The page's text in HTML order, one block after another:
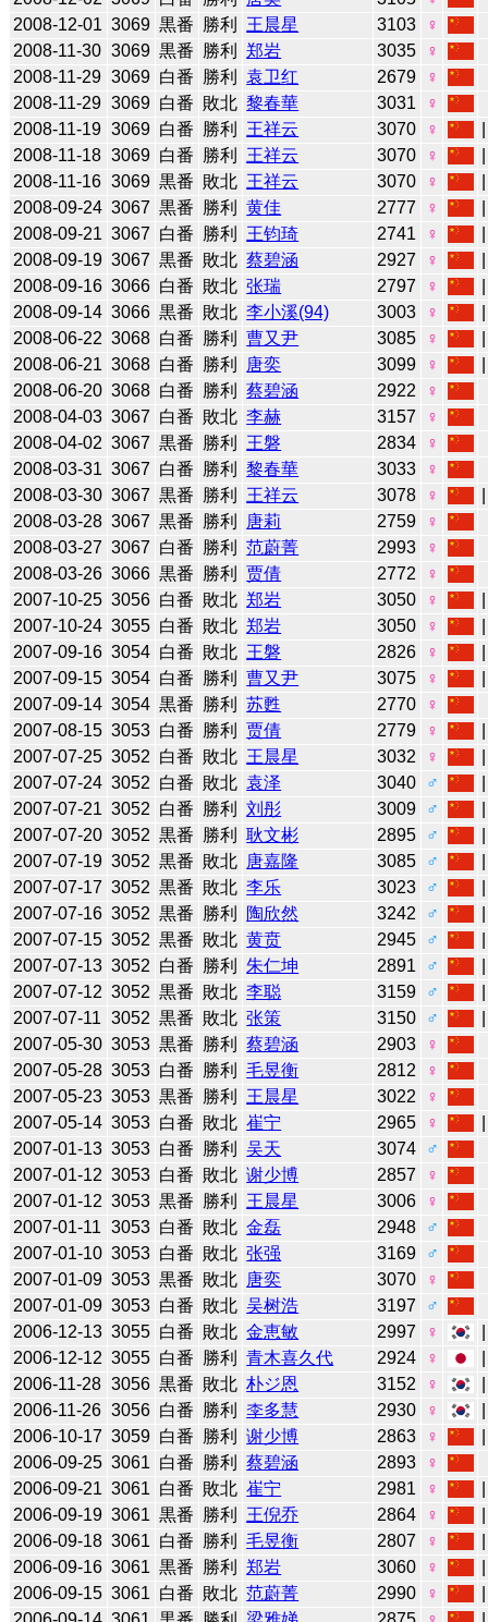
2008-12-01 3069 黒番 勝利 王晨星 3103
♀
2008-11-30 3069 黒番 勝利 郑岩 3035
♀
2008-11-29 3069 白番 勝利 袁卫红 2679
♀
2008-11-29 3069 白番 敗北 黎春華 3031
♀
2008-11-19 3069 白番 勝利 王祥云 3070 ♀
2008-11-18 3069 白番 勝利 王祥云 3070 ♀
2008-11-16 3069 黒番 敗北 王祥云 3070 ♀
2008-09-24 3067 黒番 勝利 黄佳 2777 ♀
2008-09-21 3067 白番 勝利 王钧琦 2741 ♀
2008-09-19 3067 黒番 敗北 蔡碧涵 2927 ♀
2008-09-16 3066 白番 敗北 张瑞 2797 ♀
2008-09-14 3066 黒番 敗北 李小溪(94) 3003 ♀
2008-06-22 3068 白番 勝利 曹又尹 3085 ♀
2008-06-21 3068 白番 勝利 唐奕 3099 ♀
2008-06-20 3068 白番 勝利 蔡碧涵 2922
♀
2008-04-03 3067 白番 敗北 李赫 3157
♀
2008-04-02 3067 黒番 勝利 王磐 2834
♀
2008-03-31 3067 白番 勝利 黎春華 3033
♀
2008-03-30 3067 黒番 勝利 王祥云 3078 ♀
2008-03-28 3067 黒番 勝利 唐莉 2759
♀
2008-03-27 3067 白番 勝利 范蔚菁 2993
♀
2008-03-26 3066 黒番 勝利 贾倩 2772
♀
2007-10-25 3056 白番 敗北 郑岩 3050 ♀
2007-10-24 3055 白番 敗北 郑岩 3050 ♀
2007-09-16 3054 白番 敗北 王磐 2826 ♀
2007-09-15 3054 白番 勝利 曹又尹 3075 ♀
2007-09-14 3054 黒番 勝利 苏甦 2770
♀
2007-08-15 3053 白番 勝利 贾倩 2779 ♀
2007-07-25 3052 白番 敗北 王晨星 3032 ♀
2007-07-24 3052 白番 敗北 袁泽 3040 ♂
2007-07-21 3052 白番 勝利 刘彤 3009 ♂
2007-07-20 3052 黒番 勝利 耿文彬 2895 ♂
2007-07-19 3052 黒番 敗北 唐嘉隆 3085 ♂
2007-07-17 3052 黒番 敗北 李乐 3023 ♂
2007-07-16 3052 黒番 勝利 陶欣然 3242 ♂
2007-07-15 3052 黒番 敗北 黄贲 2945 ♂
2007-07-13 3052 白番 勝利 朱仁坤 2891 ♂
2007-07-12 3052 黒番 敗北 李聪 3159 ♂
2007-07-11 3052 黒番 敗北 张策 3150 ♂
2007-05-30 3053 黒番 勝利 蔡碧涵 2903
♀
2007-05-28 3053 白番 勝利 毛昱衡 2812
♀
2007-05-23 3053 黒番 勝利 王晨星 3022
♀
2007-05-14 3053 白番 敗北 崔宁 2965 ♀
2007-01-13 3053 白番 勝利 吴天 3074
♂
2007-01-12 3053 白番 敗北 谢少博 2857
♀
2007-01-12 3053 黒番 勝利 王晨星 3006
♀
2007-01-11 3053 白番 敗北 金磊 2948
♂
2007-01-10 3053 白番 敗北 张强 3169
♂
2007-01-09 3053 黒番 敗北 唐奕 3070
♀
2007-01-09 3053 白番 敗北 吴树浩 3197
♂
2006-12-13 3055 白番 敗北 金恵敏 2997 ♀
2006-12-12 3055 白番 勝利 青木喜久代 2924 ♀
2006-11-28 3056 黒番 敗北 朴ジ恩 3152 ♀
2006-11-26 3056 白番 勝利 李多慧 2930 ♀
2006-10-17 3059 白番 勝利 谢少博 2863 ♀
2006-09-25 3061 白番 勝利 蔡碧涵 2893
♀
2006-09-21 3061 白番 敗北 崔宁 2981 ♀
2006-09-19 3061 黒番 勝利 王倪乔 2864 ♀
2006-09-18 3061 白番 勝利 毛昱衡 2807 ♀
2006-09-16 3061 黒番 勝利 郑岩 3060 ♀
2006-09-15 3061 白番 敗北 范蔚菁 2990 ♀